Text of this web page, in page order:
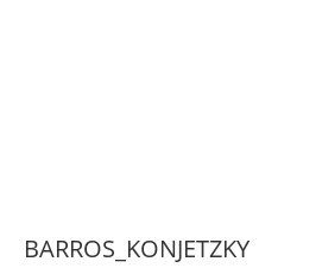
BARROS_KONJETZKY